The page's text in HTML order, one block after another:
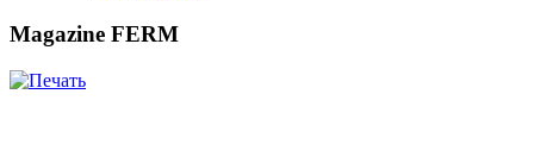
Magazine FERM